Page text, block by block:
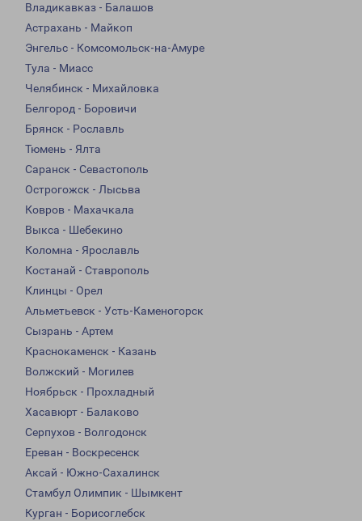
Владикавказ - Балашов
Астрахань - Майкоп
Энгельс - Комсомольск-на-Амуре
Тула - Миасс
Челябинск - Михайловка
Белгород - Боровичи
Брянск - Рославль
Тюмень - Ялта
Саранск - Севастополь
Острогожск - Лысьва
Ковров - Махачкала
Выкса - Шебекино
Коломна - Ярославль
Костанай - Ставрополь
Клинцы - Орел
Альметьевск - Усть-Каменогорск
Сызрань - Артем
Краснокаменск - Казань
Волжский - Могилев
Ноябрьск - Прохладный
Хасавюрт - Балаково
Серпухов - Волгодонск
Ереван - Воскресенск
Аксай - Южно-Сахалинск
Стамбул Олимпик - Шымкент
Курган - Борисоглебск